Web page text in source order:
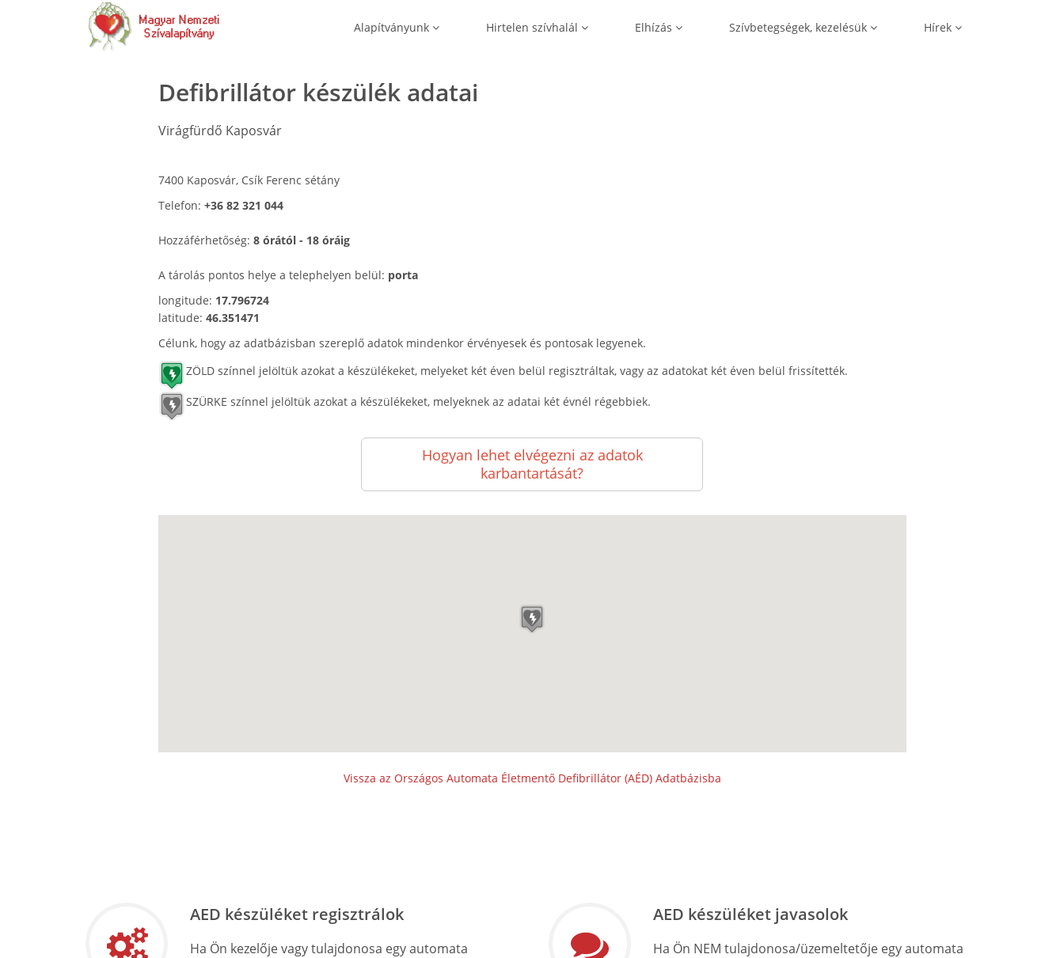
Alapítványunk Hirtelen szívhalál Elhízás Szívbetegségek, kezelésük Hírek
Defibrillátor készülék adatai
Virágfürdő Kaposvár
7400 Kaposvár, Csík Ferenc sétány
Telefon: +36 82 321 044
Hozzáférhetőség: 8 órától - 18 óráig
A tárolás pontos helye a telephelyen belül: porta
longitude: 17.796724
latitude: 46.351471
Célunk, hogy az adatbázisban szereplő adatok mindenkor érvényesek és pontosak legyenek.
ZÖLD színnel jelöltük azokat a készülékeket, melyeket két éven belül regisztráltak, vagy az adatokat két éven belül frissítették.
SZÜRKE színnel jelöltük azokat a készülékeket, melyeknek az adatai két évnél régebbiek.
Hogyan lehet elvégezni az adatok
karbantartását?
Vissza az Országos Automata Életmentő Defibrillátor (AÉD) Adatbázisba
AED készüléket regisztrálok
Ha Ön kezelője vagy tulajdonosa egy automata
AED készüléket javasolok
Ha Ön NEM tulajdonosa/üzemeltetője egy automata